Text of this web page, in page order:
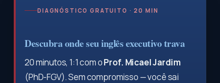
DIAGNÓSTICO GRATUITO · 20 MIN
Descubra onde seu inglês executivo trava
20 minutos, 1:1 com oProf. Micael Jardim
(PhD-FGV). Sem compromisso — você sai